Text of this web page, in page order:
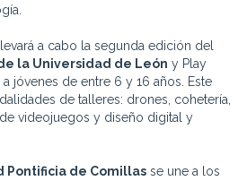
a cabo la segunda edición del
la Universidad de León y Play
jóvenes de entre 6 y 16 años. Este
de talleres: drones, cohetería,
videojuegos y diseño digital y
Pontificia de Comillas se une a los